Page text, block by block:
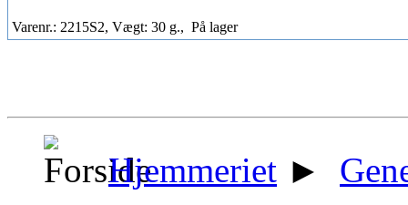
Varenr.: 2215S2, Vægt: 30 g., På lager
Hjemmeriet ►